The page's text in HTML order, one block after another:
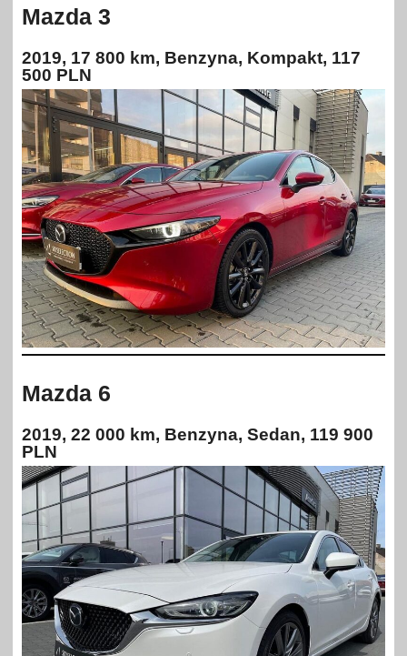
Mazda 3
2019, 17 800 km, Benzyna, Kompakt, 117
500 PLN
Mazda 6
2019, 22 000 km, Benzyna, Sedan, 119 900
PLN